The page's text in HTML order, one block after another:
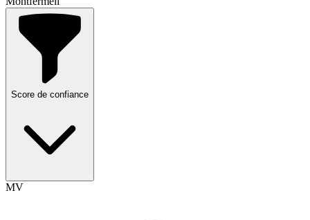
Score de confiance
MV